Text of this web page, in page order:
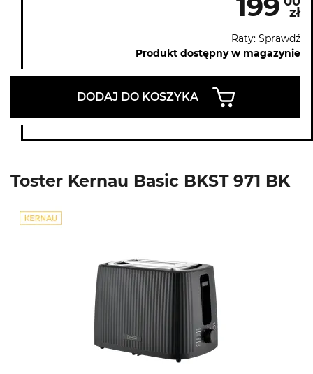
zł
Raty: Sprawdź
Produkt dostępny w magazynie
DODAJ DO KOSZYKA
Toster Kernau Basic BKST 971 BK